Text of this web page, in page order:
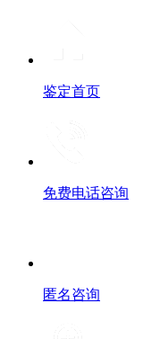
鉴定首页
免费电话咨询
匿名咨询